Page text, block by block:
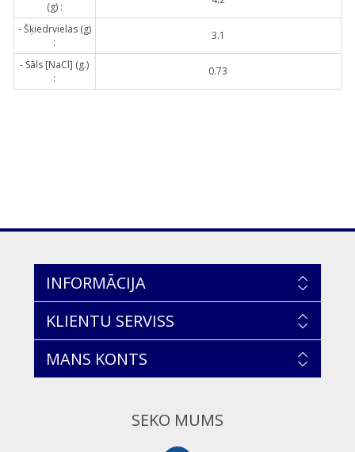
(g) :
- Šķiedrvielas (g)
:
3.1
- Sāls [NaCl] (g.)
:
0.73
INFORMĀCIJA
KLIENTU SERVISS
MANS KONTS
SEKO MUMS